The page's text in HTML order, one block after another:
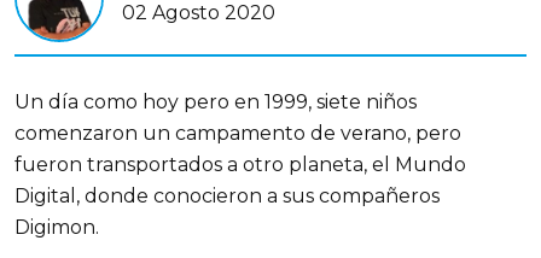
02 Agosto 2020
Un día como hoy pero en 1999, siete niños
comenzaron un campamento de verano, pero
fueron transportados a otro planeta, el Mundo
Digital, donde conocieron a sus compañeros
Digimon.